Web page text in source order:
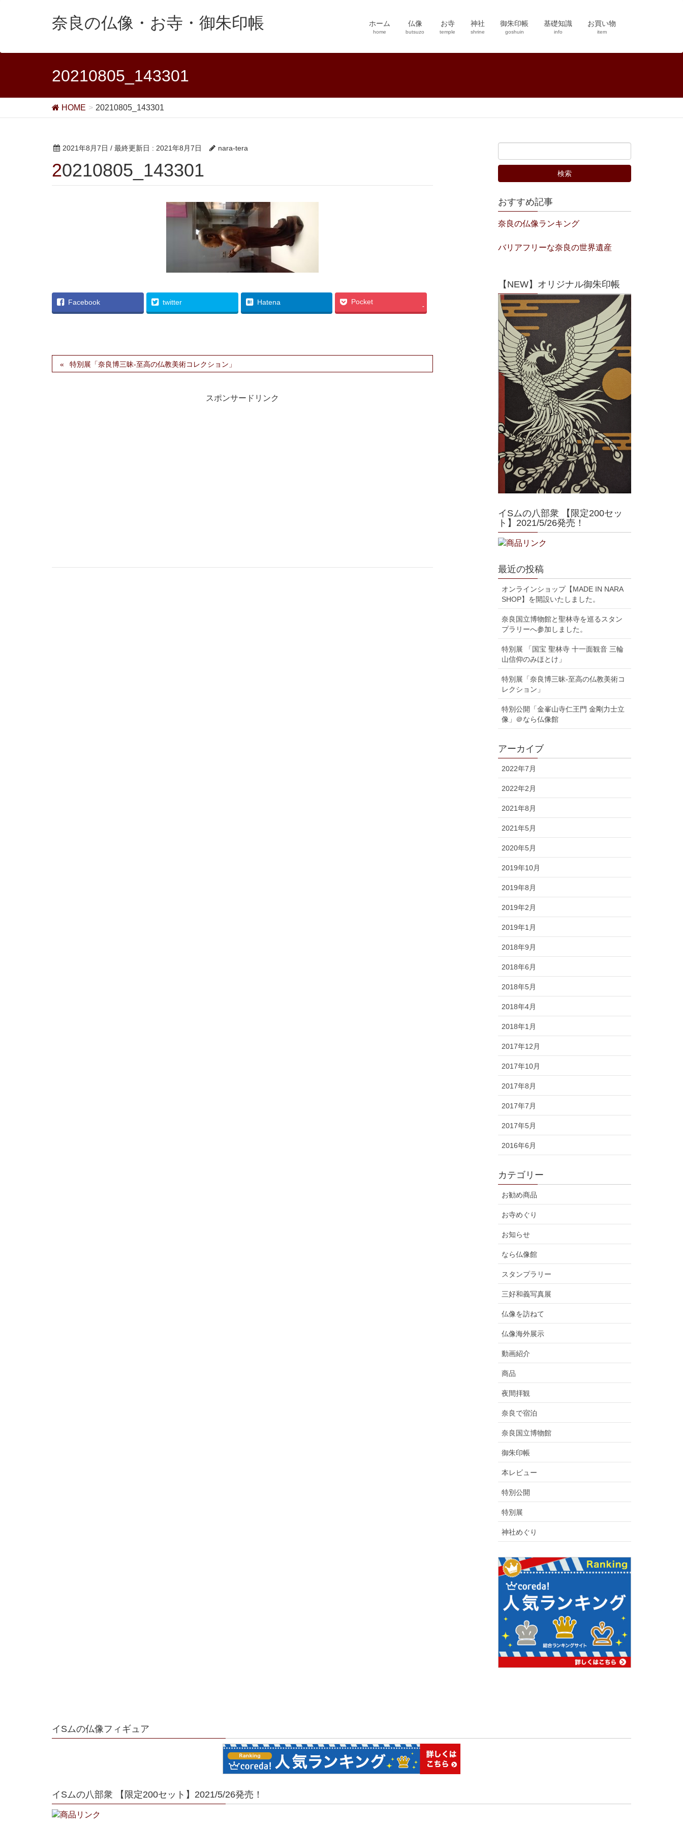
奈良の仏像・お寺・御朱印帳 ホーム
home
仏像
butsuzo
お寺
temple
神社
shrine
御朱印帳
goshuin
基礎知識
info
お買い物
item
20210805_143301
HOME 20210805_143301
2021年8月7日 / 最終更新日 : 2021年8月7日 nara-tera
20210805_143301
Facebook twitter Hatena Pocket
-
特別展「奈良博三昧-至高の仏教美術コレクション」
スポンサードリンク
おすすめ記事
奈良の仏像ランキング
バリアフリーな奈良の世界遺産
【NEW】オリジナル御朱印帳
イSムの八部衆 【限定200セッ
ト】2021/5/26発売！
最近の投稿
オンラインショップ【MADE IN NARA
SHOP】を開設いたしました。
奈良国立博物館と聖林寺を巡るスタン
プラリーへ参加しました。
特別展 「国宝 聖林寺 十一面観音 三輪
山信仰のみほとけ」
特別展「奈良博三昧-至高の仏教美術コ
レクション」
特別公開「金峯山寺仁王門 金剛力士立
像」＠なら仏像館
アーカイブ
2022年7月
2022年2月
2021年8月
2021年5月
2020年5月
2019年10月
2019年8月
2019年2月
2019年1月
2018年9月
2018年6月
2018年5月
2018年4月
2018年1月
2017年12月
2017年10月
2017年8月
2017年7月
2017年5月
2016年6月
カテゴリー
お勧め商品
お寺めぐり
お知らせ
なら仏像館
スタンプラリー
三好和義写真展
仏像を訪ねて
仏像海外展示
動画紹介
商品
夜間拝観
奈良で宿泊
奈良国立博物館
御朱印帳
本レビュー
特別公開
特別展
神社めぐり
イSムの仏像フィギュア
イSムの八部衆 【限定200セット】2021/5/26発売！